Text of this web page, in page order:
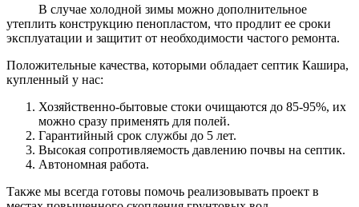
В случае холодной зимы можно дополнительное
утеплить конструкцию пенопластом, что продлит ее сроки
эксплуатации и защитит от необходимости частого ремонта.
Положительные качества, которыми обладает септик Кашира,
купленный у нас:
Хозяйственно-бытовые стоки очищаются до 85-95%, их
можно сразу применять для полей.
Гарантийный срок службы до 5 лет.
Высокая сопротивляемость давлению почвы на септик.
Автономная работа.
Также мы всегда готовы помочь реализовывать проект в